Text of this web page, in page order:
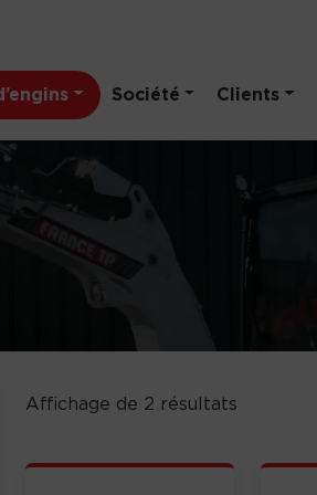
Société Clients
Affichage de 2 résultats